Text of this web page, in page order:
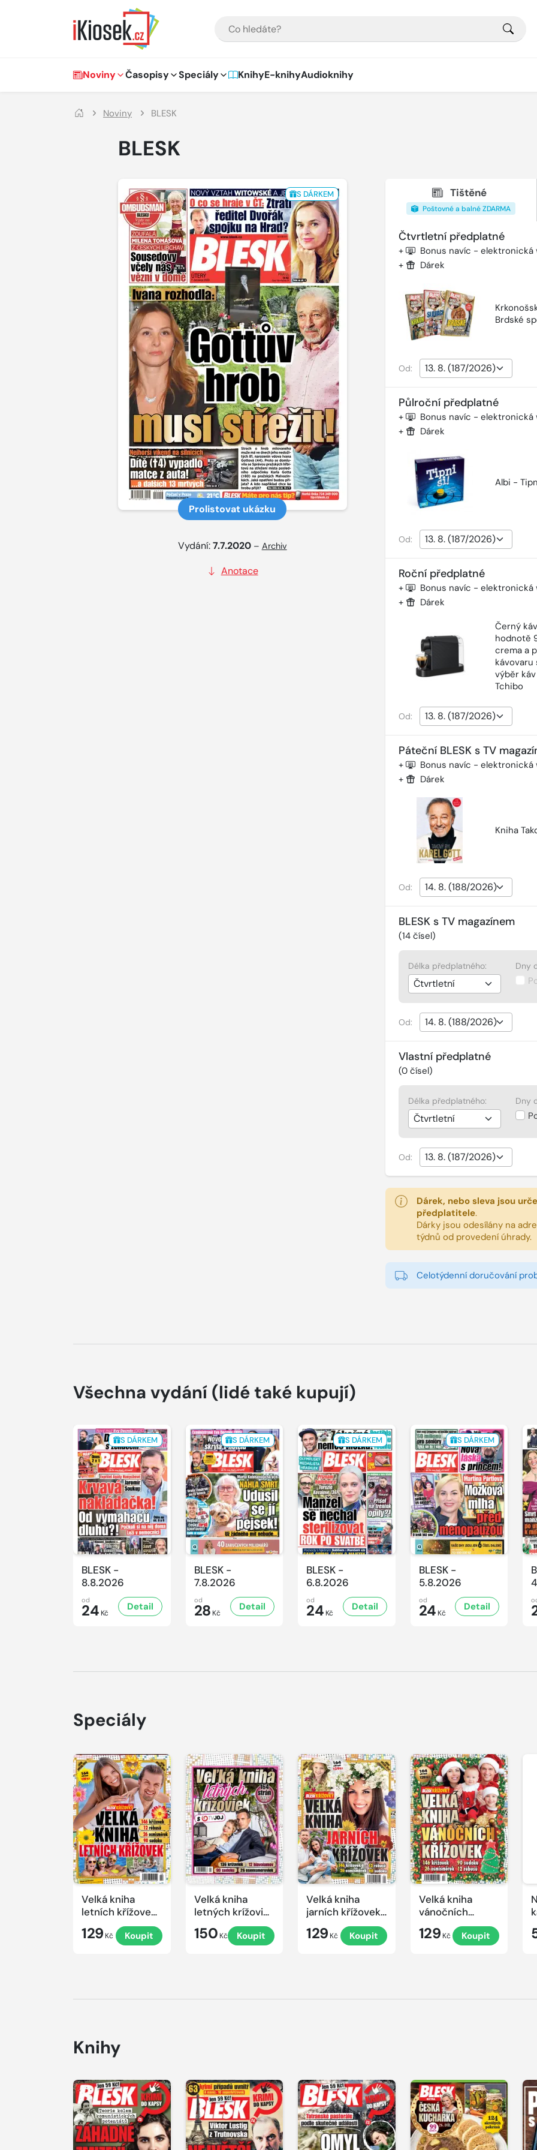
Hlavní navigace
Noviny Časopisy Speciály KnihyE-knihyAudioknihy
Noviny BLESK
BLESK
S DÁRKEM
Prolistovat ukázku
Vydání:7.7.2020 – Archiv
Anotace
Tištěné
Poštovné a balné ZDARMA
Čtvrtletní předplatné
+ Bonus navíc - elektronická
+ Dárek
Brdské
Od:
Půlroční předplatné
+ Bonus navíc - elektronická
+ Dárek
Albi -
Od:
Roční předplatné
+ Bonus navíc - elektronická
+
Dárek
Černý
hodnotě
crema a
kávovaru
výběr
Tchibo
Od:
Páteční BLESK s TV
+ Bonus navíc - elektronická
+ Dárek
Kniha
Od:
BLESK s TV magazínem
(14čísel)
Délka předplatného: Dny
Od:
Vlastní předplatné
(0čísel)
Délka předplatného: Dny
Od:
Dárek, nebo sleva jsou
předplatitele.
Dárky jsou odesílány na
týdnů od provedení úhrady.
Celotýdenní doručování
Všechna vydání (lidé také kupují)
S DÁRKEM
BLESK -
8.8.2026
od
24 Kč
Detail
S DÁRKEM
BLESK -
7.8.2026
od
28 Kč
Detail
S DÁRKEM
BLESK -
6.8.2026
od
24 Kč
Detail
S DÁRKEM
BLESK -
5.8.2026
od
24 Kč
Detail
Speciály
Velká kniha
letních křížovek
129 Kč Koupit
Velká kniha
letných krížoviek
s TV JOJ 2026
150 Kč Koupit
Velká kniha
jarních křížovek
129 Kč Koupit
Velká kniha
vánočních
křížovek 2025
129 Kč Koupit
Knihy